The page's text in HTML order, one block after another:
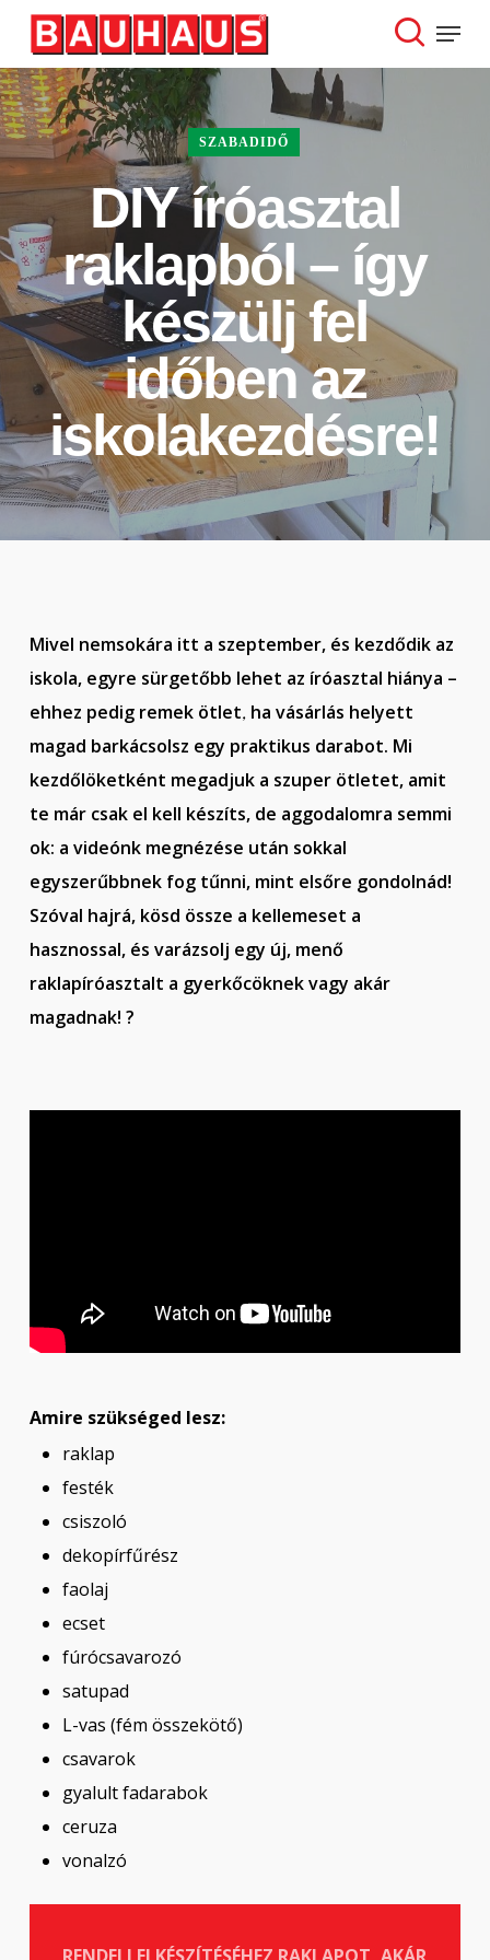
Skip
main
content
search
Menu
SZABADIDŐ
DIY íróasztal
raklapból – így
készülj fel
időben az
iskolakezdésre!
Mivel nemsokára itt a szeptember, és kezdődik az
iskola, egyre sürgetőbb lehet az íróasztal hiánya –
ehhez pedig remek ötlet,ha vásárlás helyett
magad barkácsolsz egy praktikus darabot. Mi
kezdőlöketként megadjuk a szuper ötletet, amit
te már csak el kell készíts, de aggodalomra semmi
ok: a videónk megnézése után sokkal
egyszerűbbnek fog tűnni, mint elsőre gondolnád!
Szóval hajrá, kösd össze a kellemeset a
hasznossal, és varázsolj egy új, menő
raklapíróasztalt a gyerkőcöknek vagy akár
magadnak! ?
Amire szükséged lesz:
raklap
festék
csiszoló
dekopírfűrész
faolaj
ecset
fúrócsavarozó
satupad
L-vas (fém összekötő)
csavarok
gyalult fadarabok
ceruza
vonalzó
RENDELJ ELKÉSZÍTÉSÉHEZ RAKLAPOT, AKÁR
Close